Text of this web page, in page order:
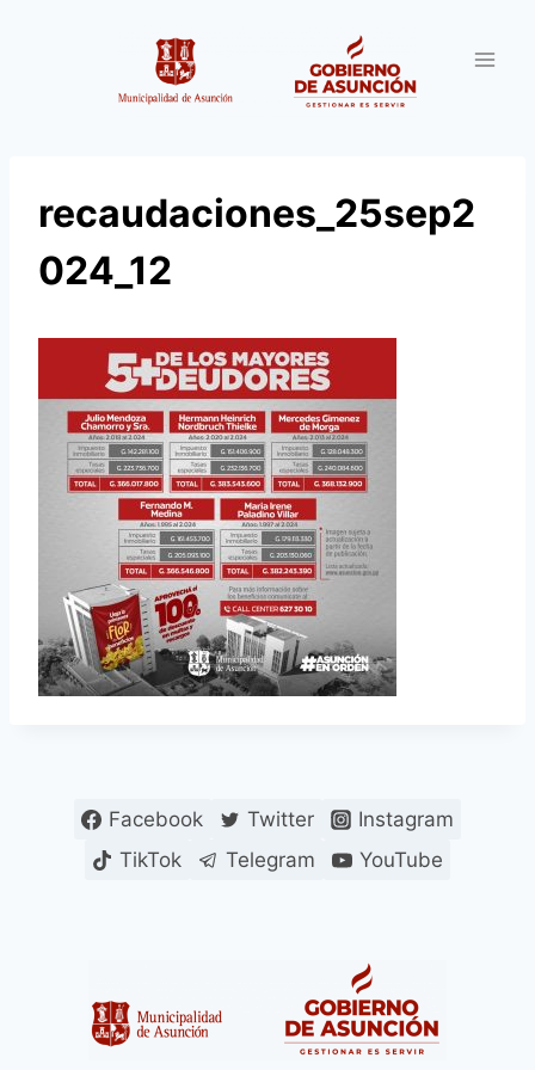
recaudaciones_25sep2
024_12
Facebook Twitter
Instagram
TikTok
Telegram YouTube